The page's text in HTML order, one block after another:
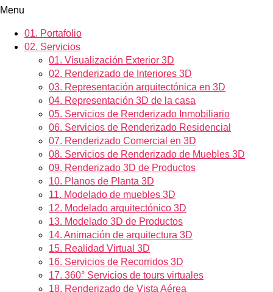
Menu
01. Portafolio
02. Servicios
01. Visualización Exterior 3D
02. Renderizado de Interiores 3D
03. Representación arquitectónica en 3D
04. Representación 3D de la casa
05. Servicios de Renderizado Inmobiliario
06. Servicios de Renderizado Residencial
07. Renderizado Comercial en 3D
08. Servicios de Renderizado de Muebles 3D
09. Renderizado 3D de Productos
10. Planos de Planta 3D
11. Modelado de muebles 3D
12. Modelado arquitectónico 3D
13. Modelado 3D de Productos
14. Animación de arquitectura 3D
15. Realidad Virtual 3D
16. Servicios de Recorridos 3D
17. 360° Servicios de tours virtuales
18. Renderizado de Vista Aérea